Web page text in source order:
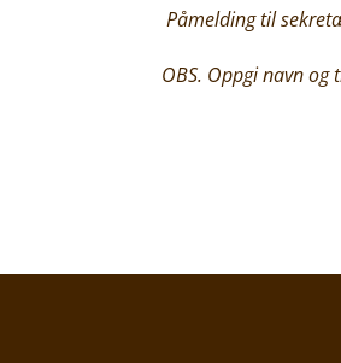
Påmelding til
OBS. Oppgi navn